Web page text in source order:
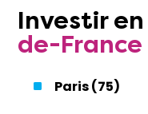
Investiren
de-France
Paris (75)